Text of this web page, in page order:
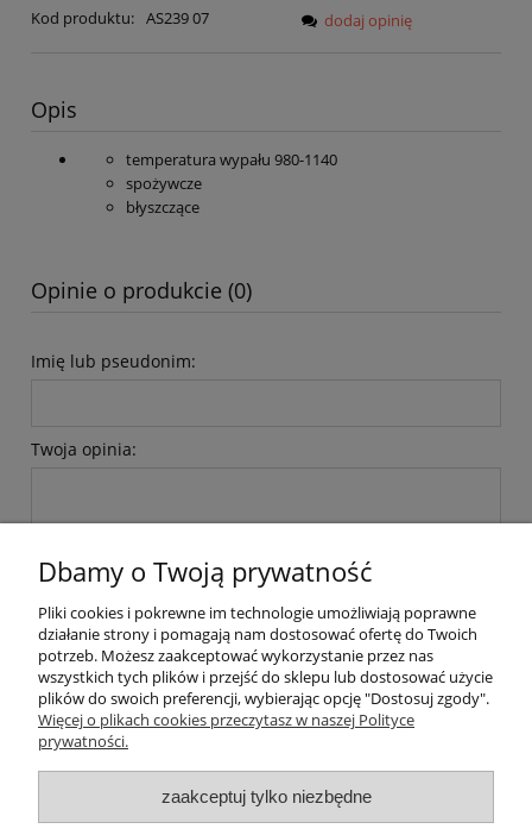
Kod produktu: AS239 07
dodaj opinię
Opis
temperatura wypału 980-1140
spożywcze
błyszczące
Opinie o produkcie (0)
Imię lub pseudonim:
Twoja opinia:
wyślij
Pomoc
Moje konto
Płatności i dostawa
Dbamy o Twoją prywatność
Pliki cookies i pokrewne im technologie umożliwiają poprawne
działanie strony i pomagają nam dostosować ofertę do Twoich
potrzeb. Możesz zaakceptować wykorzystanie przez nas
wszystkich tych plików i przejść do sklepu lub dostosować użycie
plików do swoich preferencji, wybierając opcję "Dostosuj zgody".
Więcej o plikach cookies przeczytasz w naszej Polityce
prywatności.
zaakceptuj tylko niezbędne